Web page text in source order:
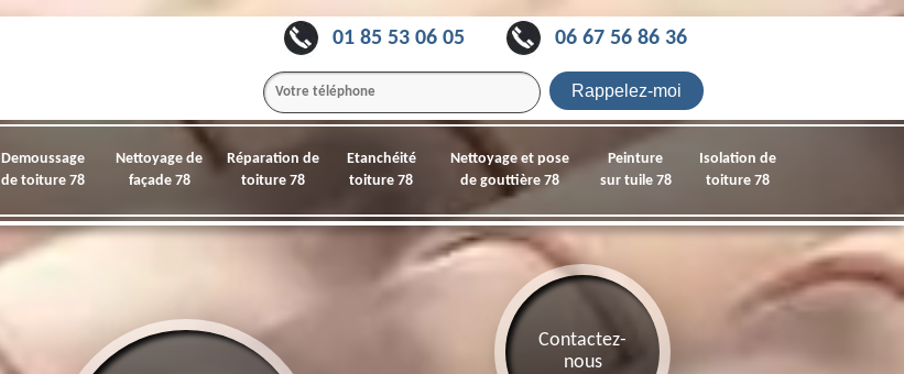
01 85 53 06 05 06 67 56 86 36
Demoussage
de toiture 78
Nettoyage de
façade 78
Réparation de
toiture 78
Etanchéité
toiture 78
Nettoyage et pose
de gouttière 78
Peinture
sur tuile 78
Isolation de
toiture 78
Contactez-
nous